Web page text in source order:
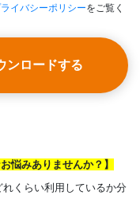
イバシーポリシーをご覧く
ンロードする
悩みありませんか？】
れくらい利用しているか分